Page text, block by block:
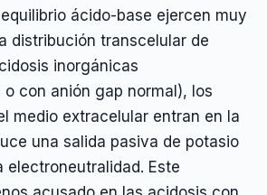
ácido-base ejercen muy
distribución transcelular de
inorgánicas
con anión gap normal), los
medio extracelular entran en la
una salida pasiva de potasio
electroneutralidad. Este